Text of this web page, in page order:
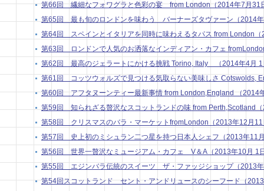
第66回 繊細なフォワグラと色彩の宴 from London（2014年7月31
第65回 最も旬のロンドンを味わう バーナーズタヴァーン（2014
第64回 スペインとイタリアを同時に味わえるタパス from London（
第63回 ロンドンで人気のお洒落なインディアン・カフェ
第62回 最高のジェラートにかける挑戦 Torino, Italy （2014年4月 1
第61回 コッツウォルズで見つける気取らない美味しさ Cotswolds,
第60回 アフタヌーンティー最新事情 from London,England （2014
第59回 知られざる贅沢なスコットランドの味 from Perth,Scotland
第58回 クリスマスのバラ・マーケットfromLondon（2013年12月11
第57回 史上初のミシュラン二つ星を持つ日本人シェフ（2013年11
第56回 世界一贅沢なミュージアム・カフェ V＆A（2013年10月 1
第55回 エジンバラ伝統のスイーツ ザ・ファッジショップ（2013
第54回スコットランド セント・アンドリュースのシーフード（